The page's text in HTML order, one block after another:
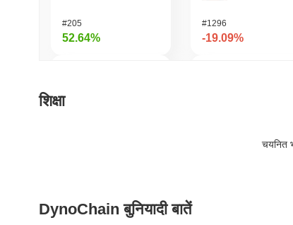
#205
52.64%
#596
#1296
-19.09%
शिक्षा
चयनित
DynoChain बुनियादी बातें